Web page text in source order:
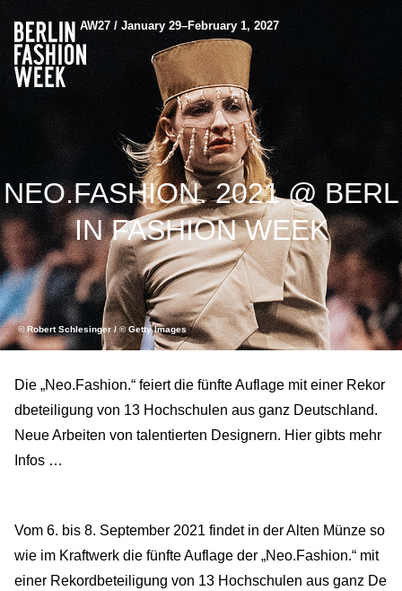
AW27 / January 29–February 1, 2027
NEO.FASHION. 2021 @ BERL
IN FASHION WEEK
© Robert Schlesinger / © Getty Images
Die „Neo.Fashion.“ feiert die fünfte Auflage mit einer Rekor
dbeteiligung von 13 Hochschulen aus ganz Deutschland.
Neue Arbeiten von talentierten Designern. Hier gibts mehr
Infos …
Vom 6. bis 8. September 2021 findet in der Alten Münze so
wie im Kraftwerk die fünfte Auflage der „Neo.Fashion.“ mit
einer Rekordbeteiligung von 13 Hochschulen aus ganz De